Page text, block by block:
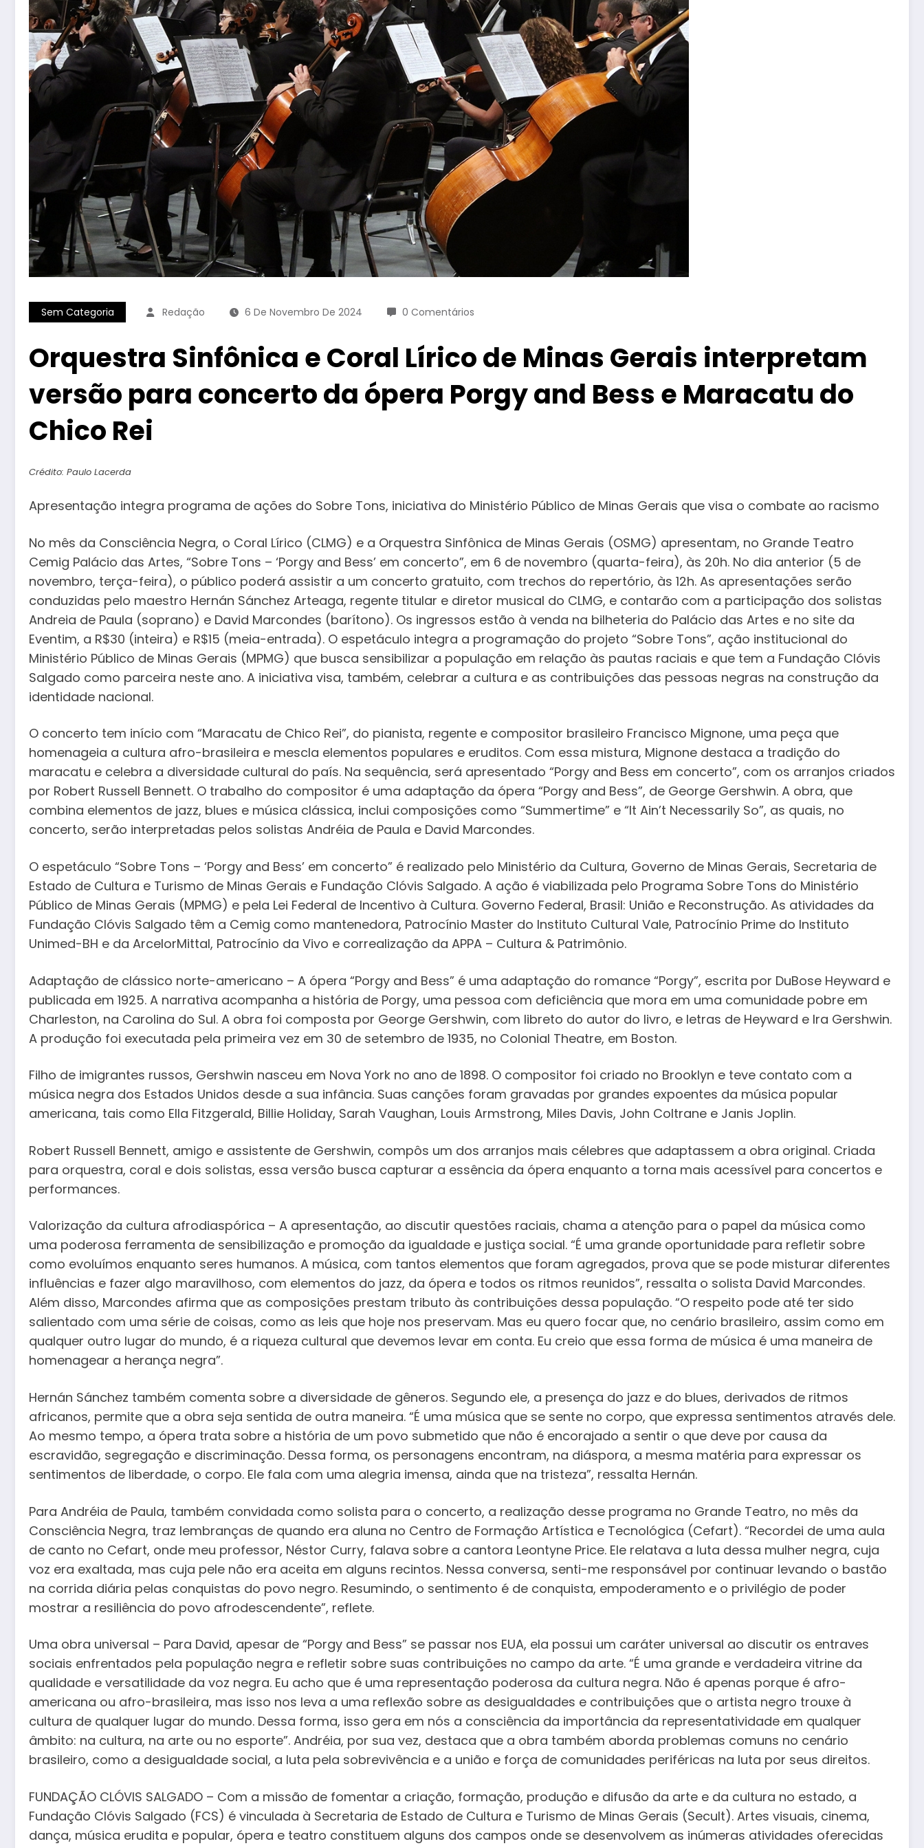
Sem Categoria Redação 6 De Novembro De 2024 0 Comentários
Orquestra Sinfônica e Coral Lírico de Minas Gerais interpretam
versão para concerto da ópera Porgy and Bess e Maracatu do
Chico Rei
Crédito: Paulo Lacerda
Apresentação integra programa de ações do Sobre Tons, iniciativa do Ministério Público de Minas Gerais que visa o combate ao racismo
No mês da Consciência Negra, o Coral Lírico (CLMG) e a Orquestra Sinfônica de Minas Gerais (OSMG) apresentam, no Grande Teatro
Cemig Palácio das Artes, “Sobre Tons – ‘Porgy and Bess’ em concerto”, em 6 de novembro (quarta-feira), às 20h. No dia anterior (5 de
novembro, terça-feira), o público poderá assistir a um concerto gratuito, com trechos do repertório, às 12h. As apresentações serão
conduzidas pelo maestro Hernán Sánchez Arteaga, regente titular e diretor musical do CLMG, e contarão com a participação dos solistas
Andreia de Paula (soprano) e David Marcondes (barítono). Os ingressos estão à venda na bilheteria do Palácio das Artes e no site da
Eventim, a R$30 (inteira) e R$15 (meia-entrada). O espetáculo integra a programação do projeto “Sobre Tons”, ação institucional do
Ministério Público de Minas Gerais (MPMG) que busca sensibilizar a população em relação às pautas raciais e que tem a Fundação Clóvis
Salgado como parceira neste ano. A iniciativa visa, também, celebrar a cultura e as contribuições das pessoas negras na construção da
identidade nacional.
O concerto tem início com “Maracatu de Chico Rei”, do pianista, regente e compositor brasileiro Francisco Mignone, uma peça que
homenageia a cultura afro-brasileira e mescla elementos populares e eruditos. Com essa mistura, Mignone destaca a tradição do
maracatu e celebra a diversidade cultural do país. Na sequência, será apresentado “Porgy and Bess em concerto”, com os arranjos criados
por Robert Russell Bennett. O trabalho do compositor é uma adaptação da ópera “Porgy and Bess”, de George Gershwin. A obra, que
combina elementos de jazz, blues e música clássica, inclui composições como “Summertime” e “It Ain’t Necessarily So”, as quais, no
concerto, serão interpretadas pelos solistas Andréia de Paula e David Marcondes.
O espetáculo “Sobre Tons – ‘Porgy and Bess’ em concerto” é realizado pelo Ministério da Cultura, Governo de Minas Gerais, Secretaria de
Estado de Cultura e Turismo de Minas Gerais e Fundação Clóvis Salgado. A ação é viabilizada pelo Programa Sobre Tons do Ministério
Público de Minas Gerais (MPMG) e pela Lei Federal de Incentivo à Cultura. Governo Federal, Brasil: União e Reconstrução. As atividades da
Fundação Clóvis Salgado têm a Cemig como mantenedora, Patrocínio Master do Instituto Cultural Vale, Patrocínio Prime do Instituto
Unimed-BH e da ArcelorMittal, Patrocínio da Vivo e correalização da APPA – Cultura & Patrimônio.
Adaptação de clássico norte-americano – A ópera “Porgy and Bess” é uma adaptação do romance “Porgy”, escrita por DuBose Heyward e
publicada em 1925. A narrativa acompanha a história de Porgy, uma pessoa com deficiência que mora em uma comunidade pobre em
Charleston, na Carolina do Sul. A obra foi composta por George Gershwin, com libreto do autor do livro, e letras de Heyward e Ira Gershwin.
A produção foi executada pela primeira vez em 30 de setembro de 1935, no Colonial Theatre, em Boston.
Filho de imigrantes russos, Gershwin nasceu em Nova York no ano de 1898. O compositor foi criado no Brooklyn e teve contato com a
música negra dos Estados Unidos desde a sua infância. Suas canções foram gravadas por grandes expoentes da música popular
americana, tais como Ella Fitzgerald, Billie Holiday, Sarah Vaughan, Louis Armstrong, Miles Davis, John Coltrane e Janis Joplin.
Robert Russell Bennett, amigo e assistente de Gershwin, compôs um dos arranjos mais célebres que adaptassem a obra original. Criada
para orquestra, coral e dois solistas, essa versão busca capturar a essência da ópera enquanto a torna mais acessível para concertos e
performances.
Valorização da cultura afrodiaspórica – A apresentação, ao discutir questões raciais, chama a atenção para o papel da música como
uma poderosa ferramenta de sensibilização e promoção da igualdade e justiça social. “É uma grande oportunidade para refletir sobre
como evoluímos enquanto seres humanos. A música, com tantos elementos que foram agregados, prova que se pode misturar diferentes
influências e fazer algo maravilhoso, com elementos do jazz, da ópera e todos os ritmos reunidos”, ressalta o solista David Marcondes.
Além disso, Marcondes afirma que as composições prestam tributo às contribuições dessa população. “O respeito pode até ter sido
salientado com uma série de coisas, como as leis que hoje nos preservam. Mas eu quero focar que, no cenário brasileiro, assim como em
qualquer outro lugar do mundo, é a riqueza cultural que devemos levar em conta. Eu creio que essa forma de música é uma maneira de
homenagear a herança negra”.
Hernán Sánchez também comenta sobre a diversidade de gêneros. Segundo ele, a presença do jazz e do blues, derivados de ritmos
africanos, permite que a obra seja sentida de outra maneira. “É uma música que se sente no corpo, que expressa sentimentos através dele.
Ao mesmo tempo, a ópera trata sobre a história de um povo submetido que não é encorajado a sentir o que deve por causa da
escravidão, segregação e discriminação. Dessa forma, os personagens encontram, na diáspora, a mesma matéria para expressar os
sentimentos de liberdade, o corpo. Ele fala com uma alegria imensa, ainda que na tristeza”, ressalta Hernán.
Para Andréia de Paula, também convidada como solista para o concerto, a realização desse programa no Grande Teatro, no mês da
Consciência Negra, traz lembranças de quando era aluna no Centro de Formação Artística e Tecnológica (Cefart). “Recordei de uma aula
de canto no Cefart, onde meu professor, Néstor Curry, falava sobre a cantora Leontyne Price. Ele relatava a luta dessa mulher negra, cuja
voz era exaltada, mas cuja pele não era aceita em alguns recintos. Nessa conversa, senti-me responsável por continuar levando o bastão
na corrida diária pelas conquistas do povo negro. Resumindo, o sentimento é de conquista, empoderamento e o privilégio de poder
mostrar a resiliência do povo afrodescendente”, reflete.
Uma obra universal – Para David, apesar de “Porgy and Bess” se passar nos EUA, ela possui um caráter universal ao discutir os entraves
sociais enfrentados pela população negra e refletir sobre suas contribuições no campo da arte. “É uma grande e verdadeira vitrine da
qualidade e versatilidade da voz negra. Eu acho que é uma representação poderosa da cultura negra. Não é apenas porque é afro-
americana ou afro-brasileira, mas isso nos leva a uma reflexão sobre as desigualdades e contribuições que o artista negro trouxe à
cultura de qualquer lugar do mundo. Dessa forma, isso gera em nós a consciência da importância da representatividade em qualquer
âmbito: na cultura, na arte ou no esporte”. Andréia, por sua vez, destaca que a obra também aborda problemas comuns no cenário
brasileiro, como a desigualdade social, a luta pela sobrevivência e a união e força de comunidades periféricas na luta por seus direitos.
FUNDAÇÃO CLÓVIS SALGADO – Com a missão de fomentar a criação, formação, produção e difusão da arte e da cultura no estado, a
Fundação Clóvis Salgado (FCS) é vinculada à Secretaria de Estado de Cultura e Turismo de Minas Gerais (Secult). Artes visuais, cinema,
dança, música erudita e popular, ópera e teatro constituem alguns dos campos onde se desenvolvem as inúmeras atividades oferecidas